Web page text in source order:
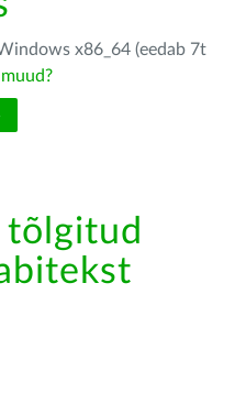
x86_64 (eedab 7t
tõlgitud